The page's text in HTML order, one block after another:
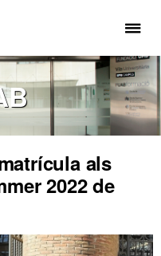
el
de
als
2022 de